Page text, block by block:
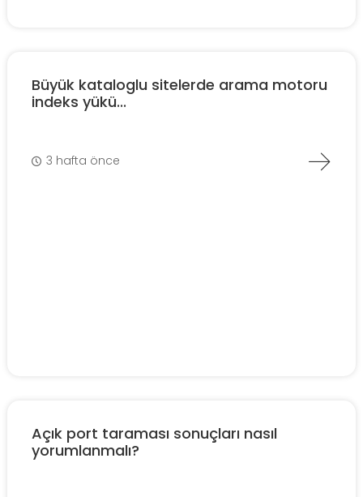
Büyük kataloglu sitelerde arama motoru
indeks yükü...
3 hafta önce
Açık port taraması sonuçları nasıl
yorumlanmalı?